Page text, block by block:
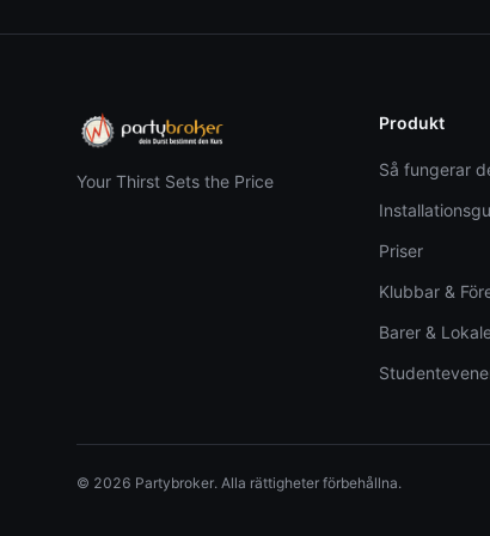
Your Thirst Sets the Price
Produkt
Så fungerar
Priser
Klubbar &
Barer &
© 2026 Partybroker. Alla rättigheter förbehållna.